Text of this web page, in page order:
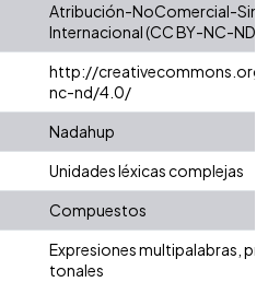
Atribución-NoComercial-
Internacional (CC BY-NC-ND
http://
nc-nd/4.0/
Nadahup
Unidades léxicas complejas
Compuestos
Expresiones multipalabras,
tonales